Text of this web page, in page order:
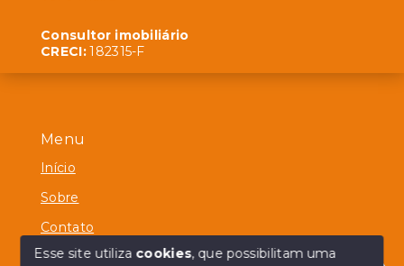
Menu
Início
Sobre
Contato
Consultor imobiliário
CRECI:182315-F
Esse site utiliza cookies, que possibilitam uma